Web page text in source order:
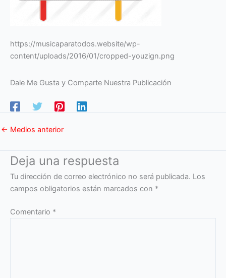
https://musicaparatodos.website/wp-
content/uploads/2016/01/cropped-youzign.png
Dale Me Gusta y Comparte Nuestra Publicación
← Medios anterior
Deja una respuesta
Tu dirección de correo electrónico no será publicada. Los
campos obligatorios están marcados con *
Comentario *